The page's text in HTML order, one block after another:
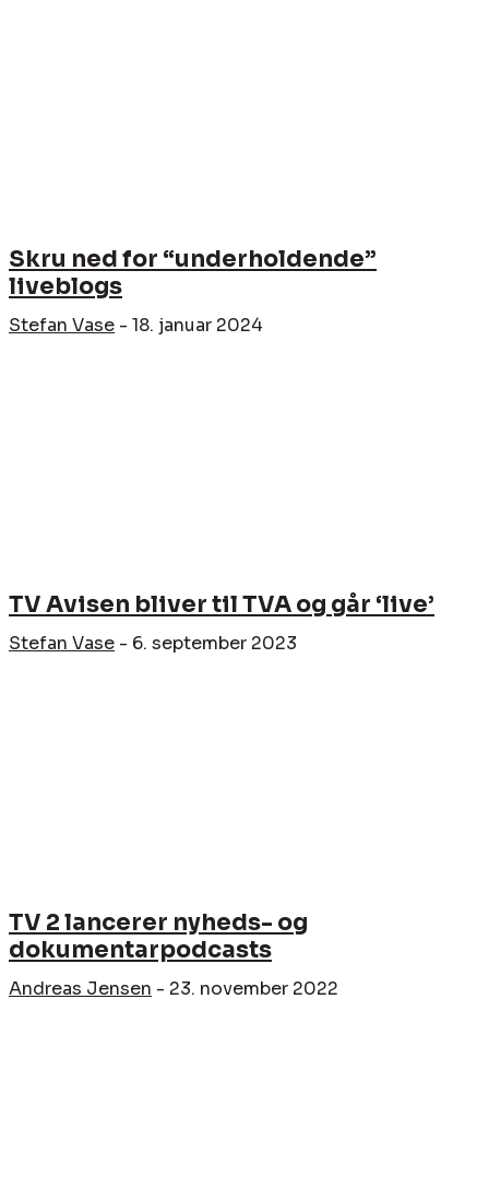
Skru ned for “underholdende”
liveblogs
Stefan Vase - 18. januar 2024
TV Avisen bliver til TVA og går ‘live’
Stefan Vase - 6. september 2023
TV 2 lancerer nyheds- og
dokumentarpodcasts
Andreas Jensen - 23. november 2022